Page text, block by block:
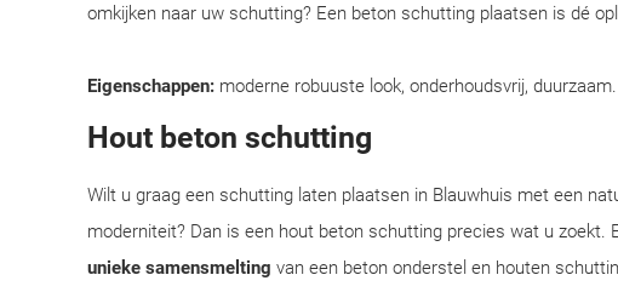
omkijken naar uw schutting? Een beton schutting plaatsen is dé
Eigenschappen: moderne robuuste look, onderhoudsvrij, duurzaam.
Hout beton schutting
Wilt u graag een schutting laten plaatsen in Blauwhuis met een
moderniteit? Dan is een hout beton schutting precies wat u zoekt.
unieke samensmelting van een beton onderstel en houten